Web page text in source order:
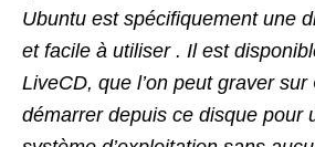
Ubuntu est spécifiquement une
et facile à utiliser . Il est
LiveCD, que l’on peut graver sur
démarrer depuis ce disque pour